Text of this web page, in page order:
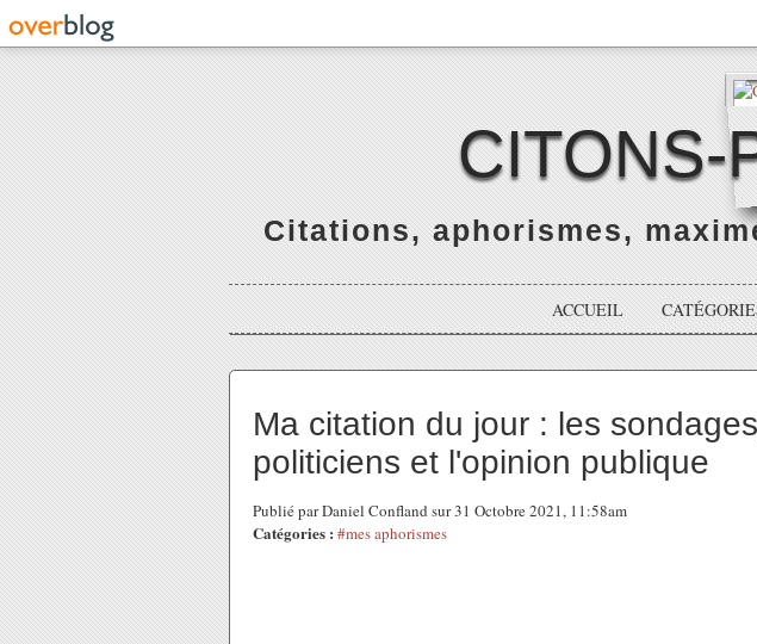
CITONS-
Citations, aphorismes,
ACCUEIL
Ma citation du jour : les
politiciens et l'opinion publique
Publié par Daniel Confland sur 31 Octobre 2021, 11:58am
Catégories : #mes aphorismes